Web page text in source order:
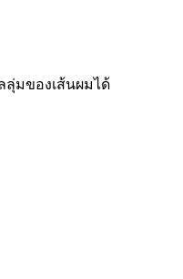
ลุ่มของเส้นผมได้